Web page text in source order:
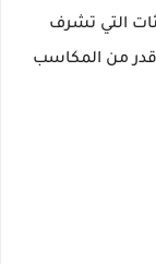
التي تشرف
قدر من المكاسب